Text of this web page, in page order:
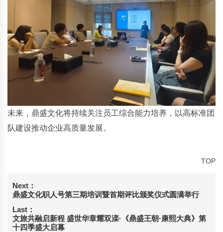
未来，鼎盛文化将持续关注员工综合能力培养，以高标准团
队建设推动企业高质量发展。
TOP
Next：
鼎盛文化职人号第三期培训暨首期评比颁奖仪式圆满举行
Last：
文旅共融启新程 盛世华章耀双滦·《鼎盛王朝·康熙大典》第
十四季盛大启幕